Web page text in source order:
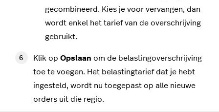
gecombineerd. Kies je voor vervangen, dan
wordt enkel het tarief van de overschrijving
gebruikt.
Klik op Opslaan om de belastingoverschrijving
toe te voegen. Het belastingtarief dat je hebt
ingesteld, wordt nu toegepast op alle nieuwe
orders uit die regio.